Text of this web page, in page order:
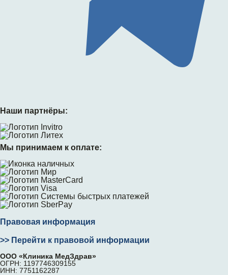
Наши партнёры:
Мы принимаем к оплате:
Правовая информация
>> Перейти к правовой информации
ООО «Клиника МедЗдрав»
ОГРН: 1197746309155
ИНН: 7751162287